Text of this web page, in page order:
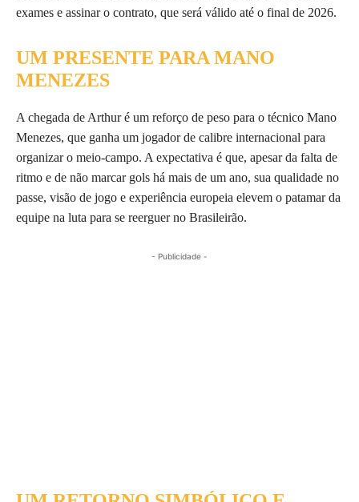
exames e assinar o contrato, que será válido até o final de 2026.
UM PRESENTE PARA MANO
MENEZES
A chegada de Arthur é um reforço de peso para o técnico Mano
Menezes, que ganha um jogador de calibre internacional para
organizar o meio-campo. A expectativa é que, apesar da falta de
ritmo e de não marcar gols há mais de um ano, sua qualidade no
passe, visão de jogo e experiência europeia elevem o patamar da
equipe na luta para se reerguer no Brasileirão.
- Publicidade -